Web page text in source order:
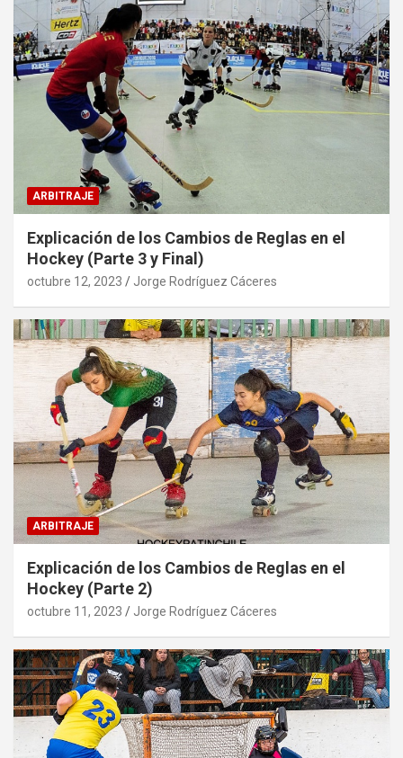
ARBITRAJE
Explicación de los Cambios de Reglas en el
Hockey (Parte 3 y Final)
octubre 12, 2023 Jorge Rodríguez Cáceres
ARBITRAJE
Explicación de los Cambios de Reglas en el
Hockey (Parte 2)
octubre 11, 2023 Jorge Rodríguez Cáceres